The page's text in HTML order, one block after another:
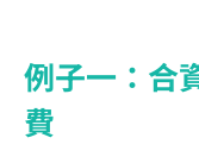
例子一：合
費